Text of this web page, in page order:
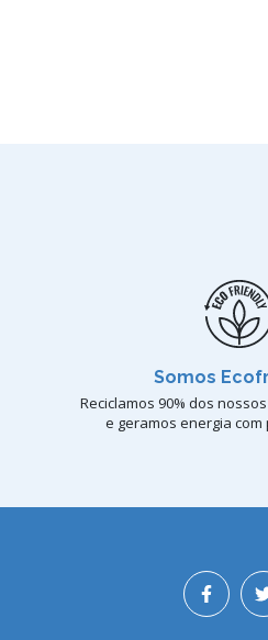
Somos
Reciclamos 90% dos
e geramos energia